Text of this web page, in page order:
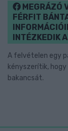
MEGRÁZÓ
FÉRFIT
INTÉZKEDIK
A felvételen egy
kényszerítik,
bakancsát.